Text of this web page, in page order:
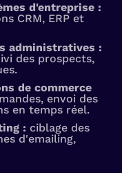
d'entreprise :
CRM, ERP et
administratives :
des prospects,
de commerce
envoi des
en temps réel.
: ciblage des
d'emailing,